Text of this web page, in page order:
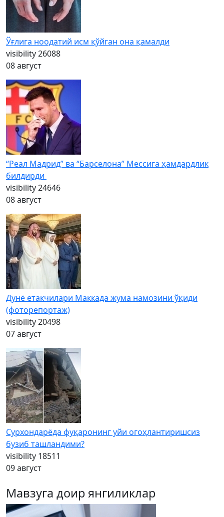
Ўғлига ноодатий исм қўйган она қамалди
visibility26088
08 август
“Реал Мадрид” ва “Барселона” Мессига ҳамдардлик
билдирди
visibility24646
08 август
Дунё етакчилари Маккада жума намозини ўқиди
(фоторепортаж)
visibility20498
07 август
Сурхондарёда фуқаронинг уйи огоҳлантиришсиз
бузиб ташландими?
visibility 18511
09 август
Мавзуга доир янгиликлар